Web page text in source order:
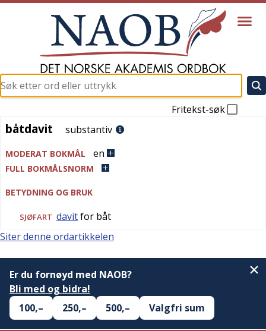
Fritekst-søk
båtdavit
båtdavit substantiv
MODERAT BOKMÅL en
FULL BOKMÅLSNORM
BETYDNING OG BRUK
SJØFART davitfor båt
Siter denne ordartikkelen
Er du fornøyd med NAOB?
Bli med og bidra!
100,–
250,– 500,– Valgfri sum